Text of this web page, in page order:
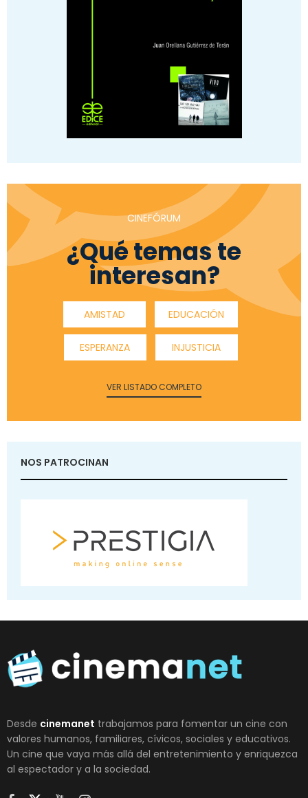
CINEFÓRUM
¿Qué temas te
interesan?
AMISTAD EDUCACIÓN
ESPERANZA INJUSTICIA
VER LISTADO COMPLETO
NOS PATROCINAN
Desde cinemanet trabajamos para fomentar un cine con
valores humanos, familiares, cívicos, sociales y educativos.
Un cine que vaya más allá del entretenimiento y enriquezca
al espectador y a la sociedad.